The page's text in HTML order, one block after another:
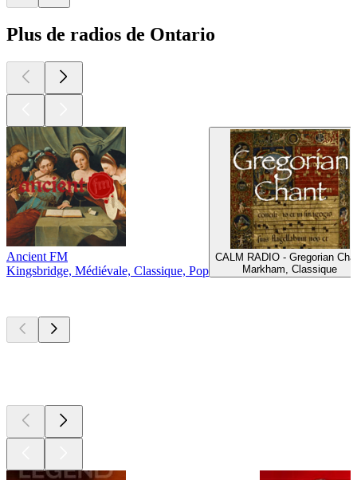
Plus de radios de Ontario
Ancient FM
Kingsbridge, Médiévale, Classique, Pop
CALM RADIO - Gregorian
Markham, Classique